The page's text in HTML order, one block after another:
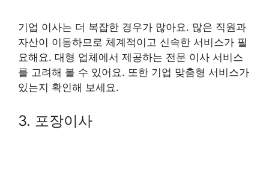
기업 이사는 더 복잡한 경우가 많아요. 많은 직원과
자산이 이동하므로 체계적이고 신속한 서비스가 필
요해요. 대형 업체에서 제공하는 전문 이사 서비스
를 고려해 볼 수 있어요. 또한 기업 맞춤형 서비스가
있는지 확인해 보세요.
3. 포장이사